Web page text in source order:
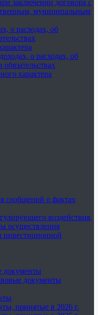
заключении договора с
муниципальным
о расходах, об
о расходах, об
характера
сообщений о фактах
воздействия,
осуществления
инвестиционной
документы
документы
принятые в 2026 г.